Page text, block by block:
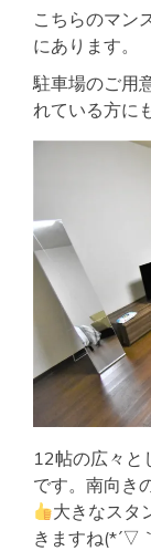
こちらのマン
にあります。
駐車場のご用
れている方に
12帖の広々と
です。南向き
大きなスタ
きますね(*´▽